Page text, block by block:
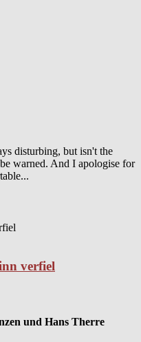
disturbing, but isn't the
warned. And I apologise for
verfiel
und Hans Therre